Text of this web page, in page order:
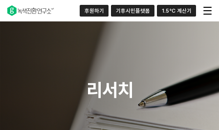
후원하기 기후시민플랫폼 1.5°C 계산기
리서치